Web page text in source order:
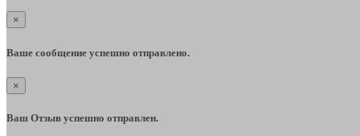
×
Ваше сообщение успешно отправлено.
×
Ваш Отзыв успешно отправлен.